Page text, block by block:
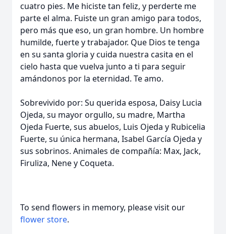
cuatro pies. Me hiciste tan feliz, y perderte me
parte el alma. Fuiste un gran amigo para todos,
pero más que eso, un gran hombre. Un hombre
humilde, fuerte y trabajador. Que Dios te tenga
en su santa gloria y cuida nuestra casita en el
cielo hasta que vuelva junto a ti para seguir
amándonos por la eternidad. Te amo.
Sobrevivido por: Su querida esposa, Daisy Lucia
Ojeda, su mayor orgullo, su madre, Martha
Ojeda Fuerte, sus abuelos, Luis Ojeda y Rubicelia
Fuerte, su única hermana, Isabel García Ojeda y
sus sobrinos. Animales de compañía: Max, Jack,
Firuliza, Nene y Coqueta.
To send flowers in memory, please visit our
flower store.